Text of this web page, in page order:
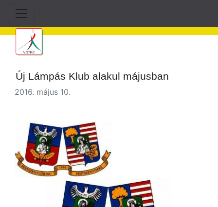
Új Lámpás Klub alakul májusban
2016. május 10.